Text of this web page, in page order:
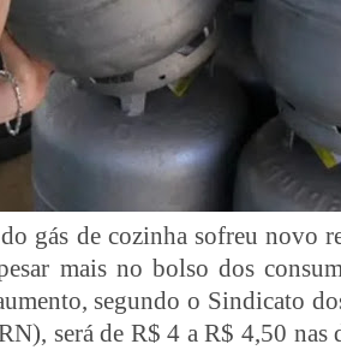
gás de cozinha sofreu novo
mais no bolso dos
segundo o Sindicato
será de R$ 4 a R$ 4,50